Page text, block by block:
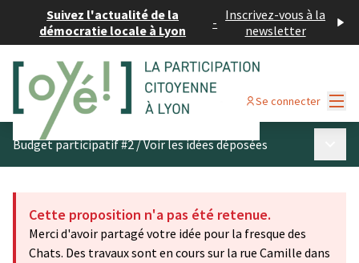
Suivez l'actualité de la
démocratie locale à Lyon
- Inscrivez-vous à la
newsletter
Se connecter
Budget participatif #2/Voir les idées déposées
Cette proposition n'a pas été retenue.
Merci d'avoir partagé votre idée pour la fresque des
Chats. Des travaux sont en cours sur la rue Camille dans